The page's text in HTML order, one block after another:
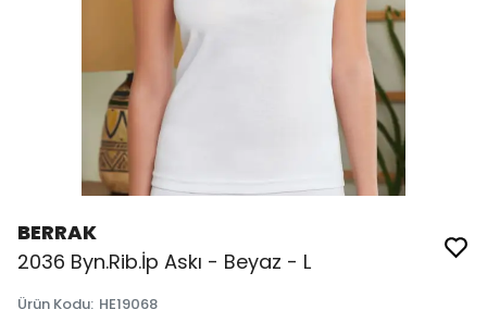
BERRAK
2036 Byn.Rib.İp Askı - Beyaz - L
Ürün Kodu: HE19068